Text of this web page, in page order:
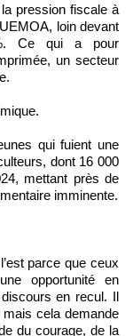
pression fiscale à
loin devant
Ce qui a pour
un secteur
qui fuient une
dont 16 000
mettant près de
imminente.
parce que ceux
opportunité en
en recul. Il
cela demande
du courage, de la